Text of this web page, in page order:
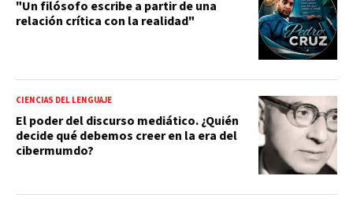
"Un filósofo escribe a partir de una
relación crítica con la realidad"
CIENCIAS DEL LENGUAJE
El poder del discurso mediático. ¿Quién
decide qué debemos creer en la era del
cibermumdo?